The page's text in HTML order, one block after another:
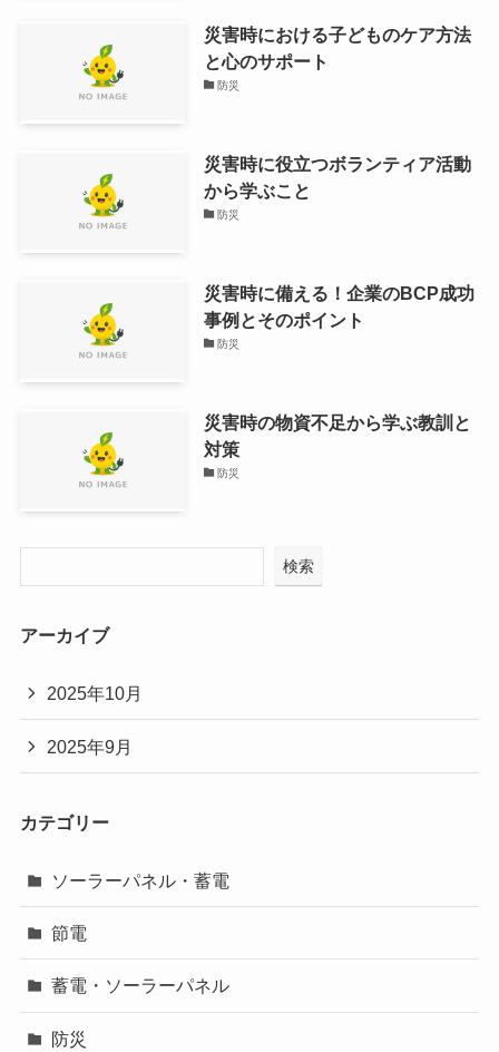
災害時における子どものケア方法
と心のサポート
防災
災害時に役立つボランティア活動
から学ぶこと
防災
災害時に備える！企業のBCP成功
事例とそのポイント
防災
災害時の物資不足から学ぶ教訓と
対策
防災
検索
アーカイブ
2025年10月
2025年9月
カテゴリー
ソーラーパネル・蓄電
節電
蓄電・ソーラーパネル
防災